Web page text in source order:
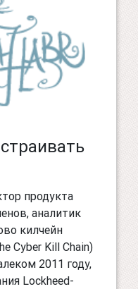
продукта
аналитик
килчейн
Cyber Kill Chain)
2011 году,
Lockheed-